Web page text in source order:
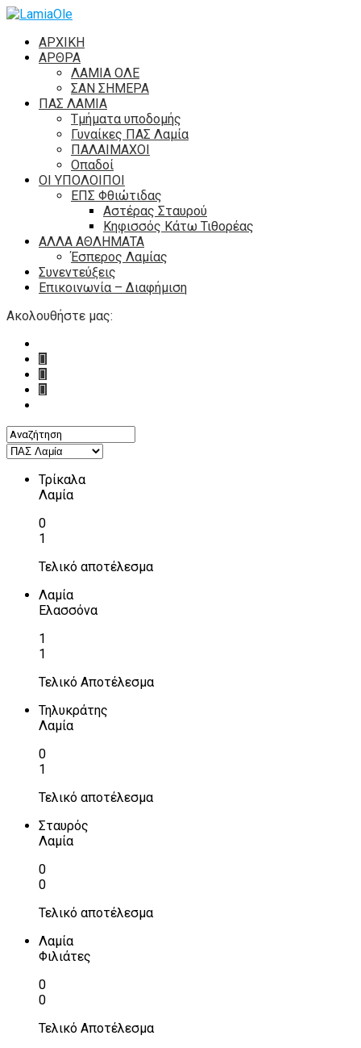
ΑΡΧΙΚΗ
ΑΡΘΡΑ
ΛΑΜΙΑ ΟΛΕ
ΣΑΝ ΣΗΜΕΡΑ
ΠΑΣ ΛΑΜΙΑ
Τμήματα υποδομής
Γυναίκες ΠΑΣ Λαμία
ΠΑΛΑΙΜΑΧΟΙ
Οπαδοί
ΟΙ ΥΠΟΛΟΙΠΟΙ
ΕΠΣ Φθιώτιδας
Αστέρας Σταυρού
Κηφισσός Κάτω Τιθορέας
ΑΛΛΑ ΑΘΛΗΜΑΤΑ
Έσπερος Λαμίας
Συνεντεύξεις
Επικοινωνία – Διαφήμιση
Ακολουθήστε μας:
Τρίκαλα
Λαμία
0
1
Τελικό αποτέλεσμα
Λαμία
Ελασσόνα
1
1
Τελικό Αποτέλεσμα
Τηλυκράτης
Λαμία
0
1
Τελικό αποτέλεσμα
Σταυρός
Λαμία
0
0
Τελικό αποτέλεσμα
Λαμία
Φιλιάτες
0
0
Τελικό Αποτέλεσμα